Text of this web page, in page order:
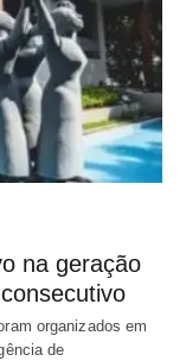
na geração
organizados em
de